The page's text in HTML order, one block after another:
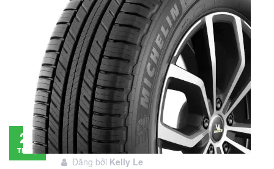
28
Tháng
Đánh giá lốp Michelin Primacy SUV: Đáng
đầu tư không?
Đăng bởi Kelly Le